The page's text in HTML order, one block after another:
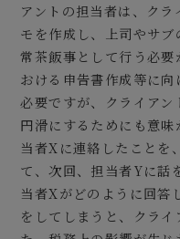
アントの担当者は、クラ
モを作成し、上司やサ
常茶飯事として行う必要
おける申告書作成等に
必要ですが、クライアン
円滑にするためにも意
当者Xに連絡したことを
て、次回、担当者Yに話
当者Xがどのように回答
をしてしまうと、クラ